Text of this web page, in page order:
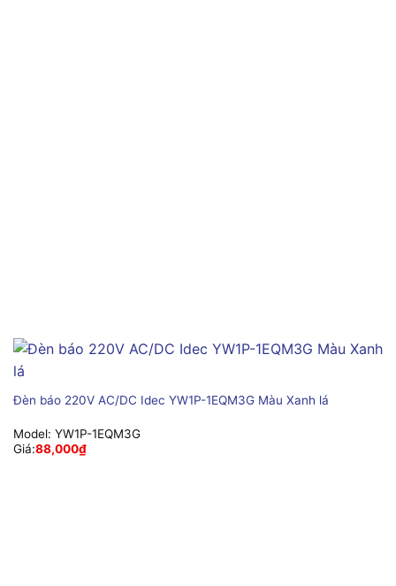
Đèn báo 220V AC/DC Idec YW1P-1EQM3G Màu Xanh lá
Model: YW1P-1EQM3G
Giá:88,000₫